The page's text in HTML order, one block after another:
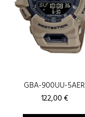
GBA-900UU-5AER
122,00€